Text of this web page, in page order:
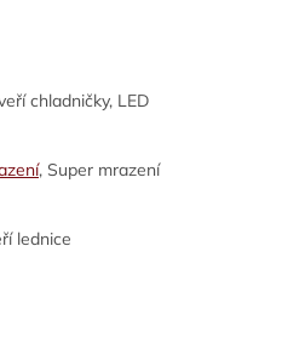
chladničky, LED
, Super mrazení
lednice